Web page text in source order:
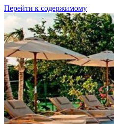
Перейти к содержимому